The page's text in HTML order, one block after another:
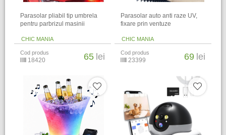
Parasolar pliabil tip umbrela
pentru parbrizul masinii
CHIC MANIA
Cod produs
18420 65 lei
Parasolar auto anti raze UV,
fixare prin ventuze
CHIC MANIA
Cod produs
23399 69 lei